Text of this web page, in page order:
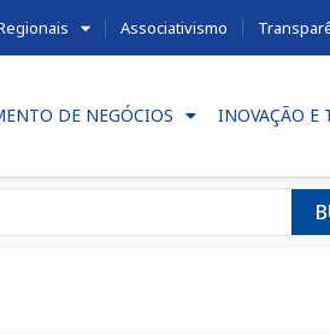
Associativismo
DE NEGÓCIOS INOVAÇÃO E